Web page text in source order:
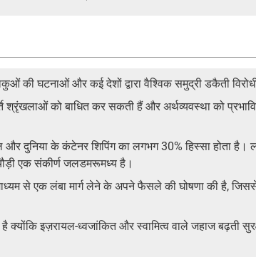
की घटनाओं और कई देशों द्वारा वैश्विक समुद्री डकैती
श्रृंखलाओं को बाधित कर सकती हैं और अर्थव्यवस्था को
और दुनिया के कंटेनर शिपिंग का लगभग 30% हिस्सा होता
एक संकीर्ण जलडमरूमध्य है।
से एक लंबा मार्ग लेने के अपने फैसले की घोषणा की है,
इज़रायल-ध्वजांकित और स्वामित्व वाले जहाज बढ़ती